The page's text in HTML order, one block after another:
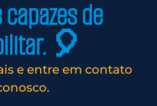
de
🎈
e entre em contato